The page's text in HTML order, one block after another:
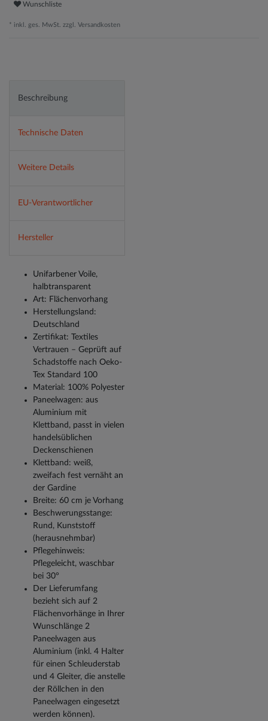
Wunschliste
* inkl. ges. MwSt. zzgl. Versandkosten
Beschreibung
Technische Daten
Weitere Details
EU-Verantwortlicher
Hersteller
Unifarbener Voile,
halbtransparent
Art: Flächenvorhang
Herstellungsland:
Deutschland
Zertifikat: Textiles
Vertrauen – Geprüft auf
Schadstoffe nach Oeko-
Tex Standard 100
Material: 100% Polyester
Paneelwagen: aus
Aluminium mit
Klettband, passt in vielen
handelsüblichen
Deckenschienen
Klettband: weiß,
zweifach fest vernäht an
der Gardine
Breite: 60 cm je Vorhang
Beschwerungsstange:
Rund, Kunststoff
(herausnehmbar)
Pflegehinweis:
Pflegeleicht, waschbar
bei 30°
Der Lieferumfang
bezieht sich auf 2
Flächenvorhänge in Ihrer
Wunschlänge 2
Paneelwagen aus
Aluminium (inkl. 4 Halter
für einen Schleuderstab
und 4 Gleiter, die anstelle
der Röllchen in den
Paneelwagen eingesetzt
werden können).